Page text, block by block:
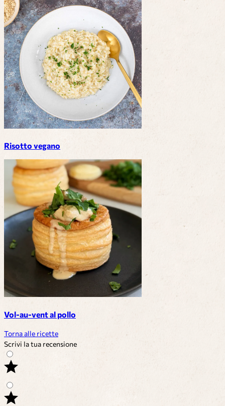
Risotto vegano
Vol-au-vent al pollo
Torna alle ricette
Scrivi la tua recensione